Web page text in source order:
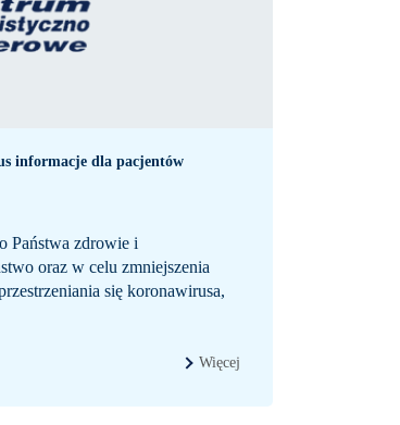
informacje dla pacjentów
Państwa zdrowie i
oraz w celu zmniejszenia
się koronawirusa,
Więcej